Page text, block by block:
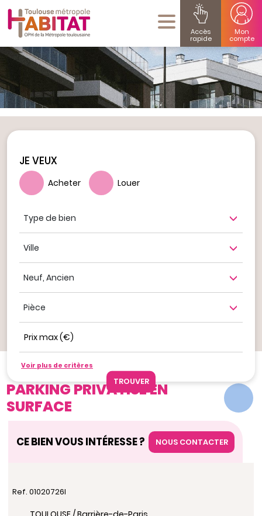
Accès
rapide
Mon
compte
Voir plus de critères
JE VEUX
Acheter Louer
Ville
Neuf, ancien
Nombre de pièce
Prix max (€)
Nos offres Parking privatise en surface
Ajouter aux favoris
PARKING PRIVATISE EN
SURFACE
CE BIEN VOUS INTÉRESSE ? NOUS CONTACTER
Ref. 01020726I